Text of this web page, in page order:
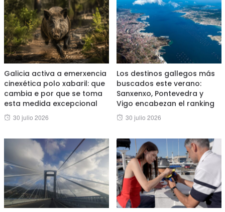
Galicia activa a emerxencia
cinexética polo xabaril: que
cambia e por que se toma
esta medida excepcional
Posted
30 julio 2026
Los destinos gallegos más
buscados este verano:
Sanxenxo, Pontevedra y
Vigo encabezan el ranking
Posted
30 julio 2026